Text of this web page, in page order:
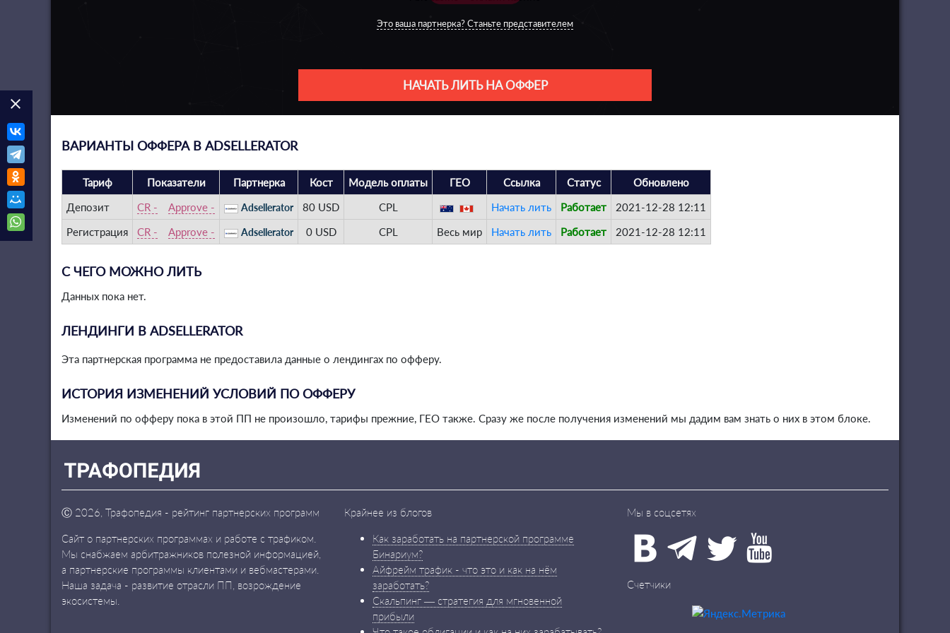
clear
Это ваша партнерка? Станьте представителем
НАЧАТЬ ЛИТЬ НА ОФФЕР
ВАРИАНТЫ ОФФЕРА В ADSELLERATOR
Тариф Показатели Партнерка Кост Модель оплаты ГЕО Ссылка Статус
Обновлено
Депозит
CR - Approve - Adsellerator 80 USD CPL Начать лить Работает
2021-12-28 12:11
Регистрация
CR - Approve - Adsellerator 0 USD CPL Весь мир Начать лить Работает 2021-12-28 12:11
С ЧЕГО МОЖНО ЛИТЬ
Данных пока нет.
ЛЕНДИНГИ В ADSELLERATOR
Эта партнерская программа не предоставила данные о лендингах по офферу.
ИСТОРИЯ ИЗМЕНЕНИЙ УСЛОВИЙ ПО ОФФЕРУ
Изменений по офферу пока в этой ПП не произошло, тарифы прежние, ГЕО также. Сразу же после получения изменений мы дадим вам знать о них в этом блоке.
Ⓒ 2026, Трафопедия - рейтинг партнерских программ
Сайт о партнерских программах и работе с трафиком.
Мы снабжаем арбитражников полезной информацией,
а партнерские программы клиентами и вебмастерами.
Наша задача - развитие отрасли ПП, возрождение
экосистемы.
Крайнее из блогов
Как заработать на партнерской программе
Бинариум?
Айфрейм трафик - что это и как на нём
заработать?
Скальпинг — стратегия для мгновенной
прибыли
Мы в соцсетях
Счетчики